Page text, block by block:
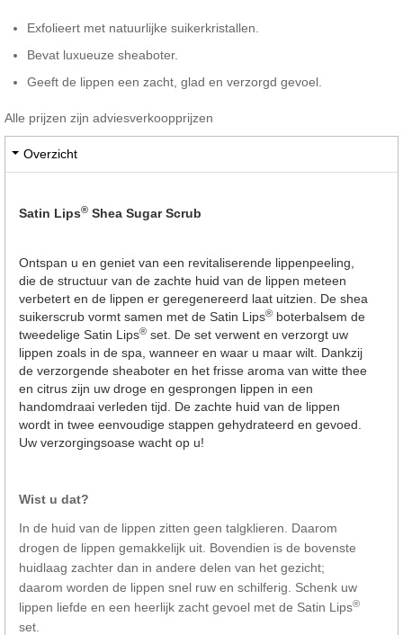
Exfolieert met natuurlijke suikerkristallen.
Bevat luxueuze sheaboter.
Geeft de lippen een zacht, glad en verzorgd gevoel.
Alle prijzen zijn adviesverkoopprijzen
Overzicht
Satin Lips® Shea Sugar Scrub
Ontspan u en geniet van een revitaliserende lippenpeeling,
die de structuur van de zachte huid van de lippen meteen
verbetert en de lippen er geregenereerd laat uitzien. De shea
suikerscrub vormt samen met de Satin Lips® boterbalsem de
tweedelige Satin Lips® set. De set verwent en verzorgt uw
lippen zoals in de spa, wanneer en waar u maar wilt. Dankzij
de verzorgende sheaboter en het frisse aroma van witte thee
en citrus zijn uw droge en gesprongen lippen in een
handomdraai verleden tijd. De zachte huid van de lippen
wordt in twee eenvoudige stappen gehydrateerd en gevoed.
Uw verzorgingsoase wacht op u!
Wist u dat?
In de huid van de lippen zitten geen talgklieren. Daarom
drogen de lippen gemakkelijk uit. Bovendien is de bovenste
huidlaag zachter dan in andere delen van het gezicht;
daarom worden de lippen snel ruw en schilferig. Schenk uw
lippen liefde en een heerlijk zacht gevoel met de Satin Lips®
set.